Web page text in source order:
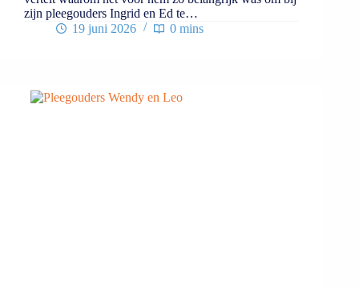
zijn pleegouders Ingrid en Ed te…
19 juni 2026
0 mins